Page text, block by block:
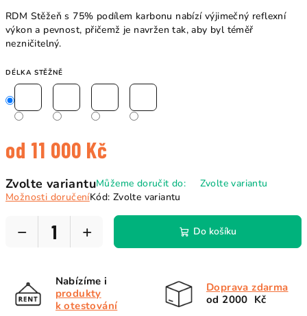
RDM Stěžeň s 75% podílem karbonu nabízí výjimečný reflexní
výkon a pevnost, přičemž je navržen tak, aby byl téměř
nezničitelný.
DÉLKA STĚŽNĚ
od 11 000 Kč
cena:
Zvolte variantuMůžeme doručit do:
Zvolte variantu
Možnosti doručeníKód: Zvolte variantu
+
− Do košíku
Nabízíme i
produkty
k otestování
Doprava zdarma
od 2000 Kč